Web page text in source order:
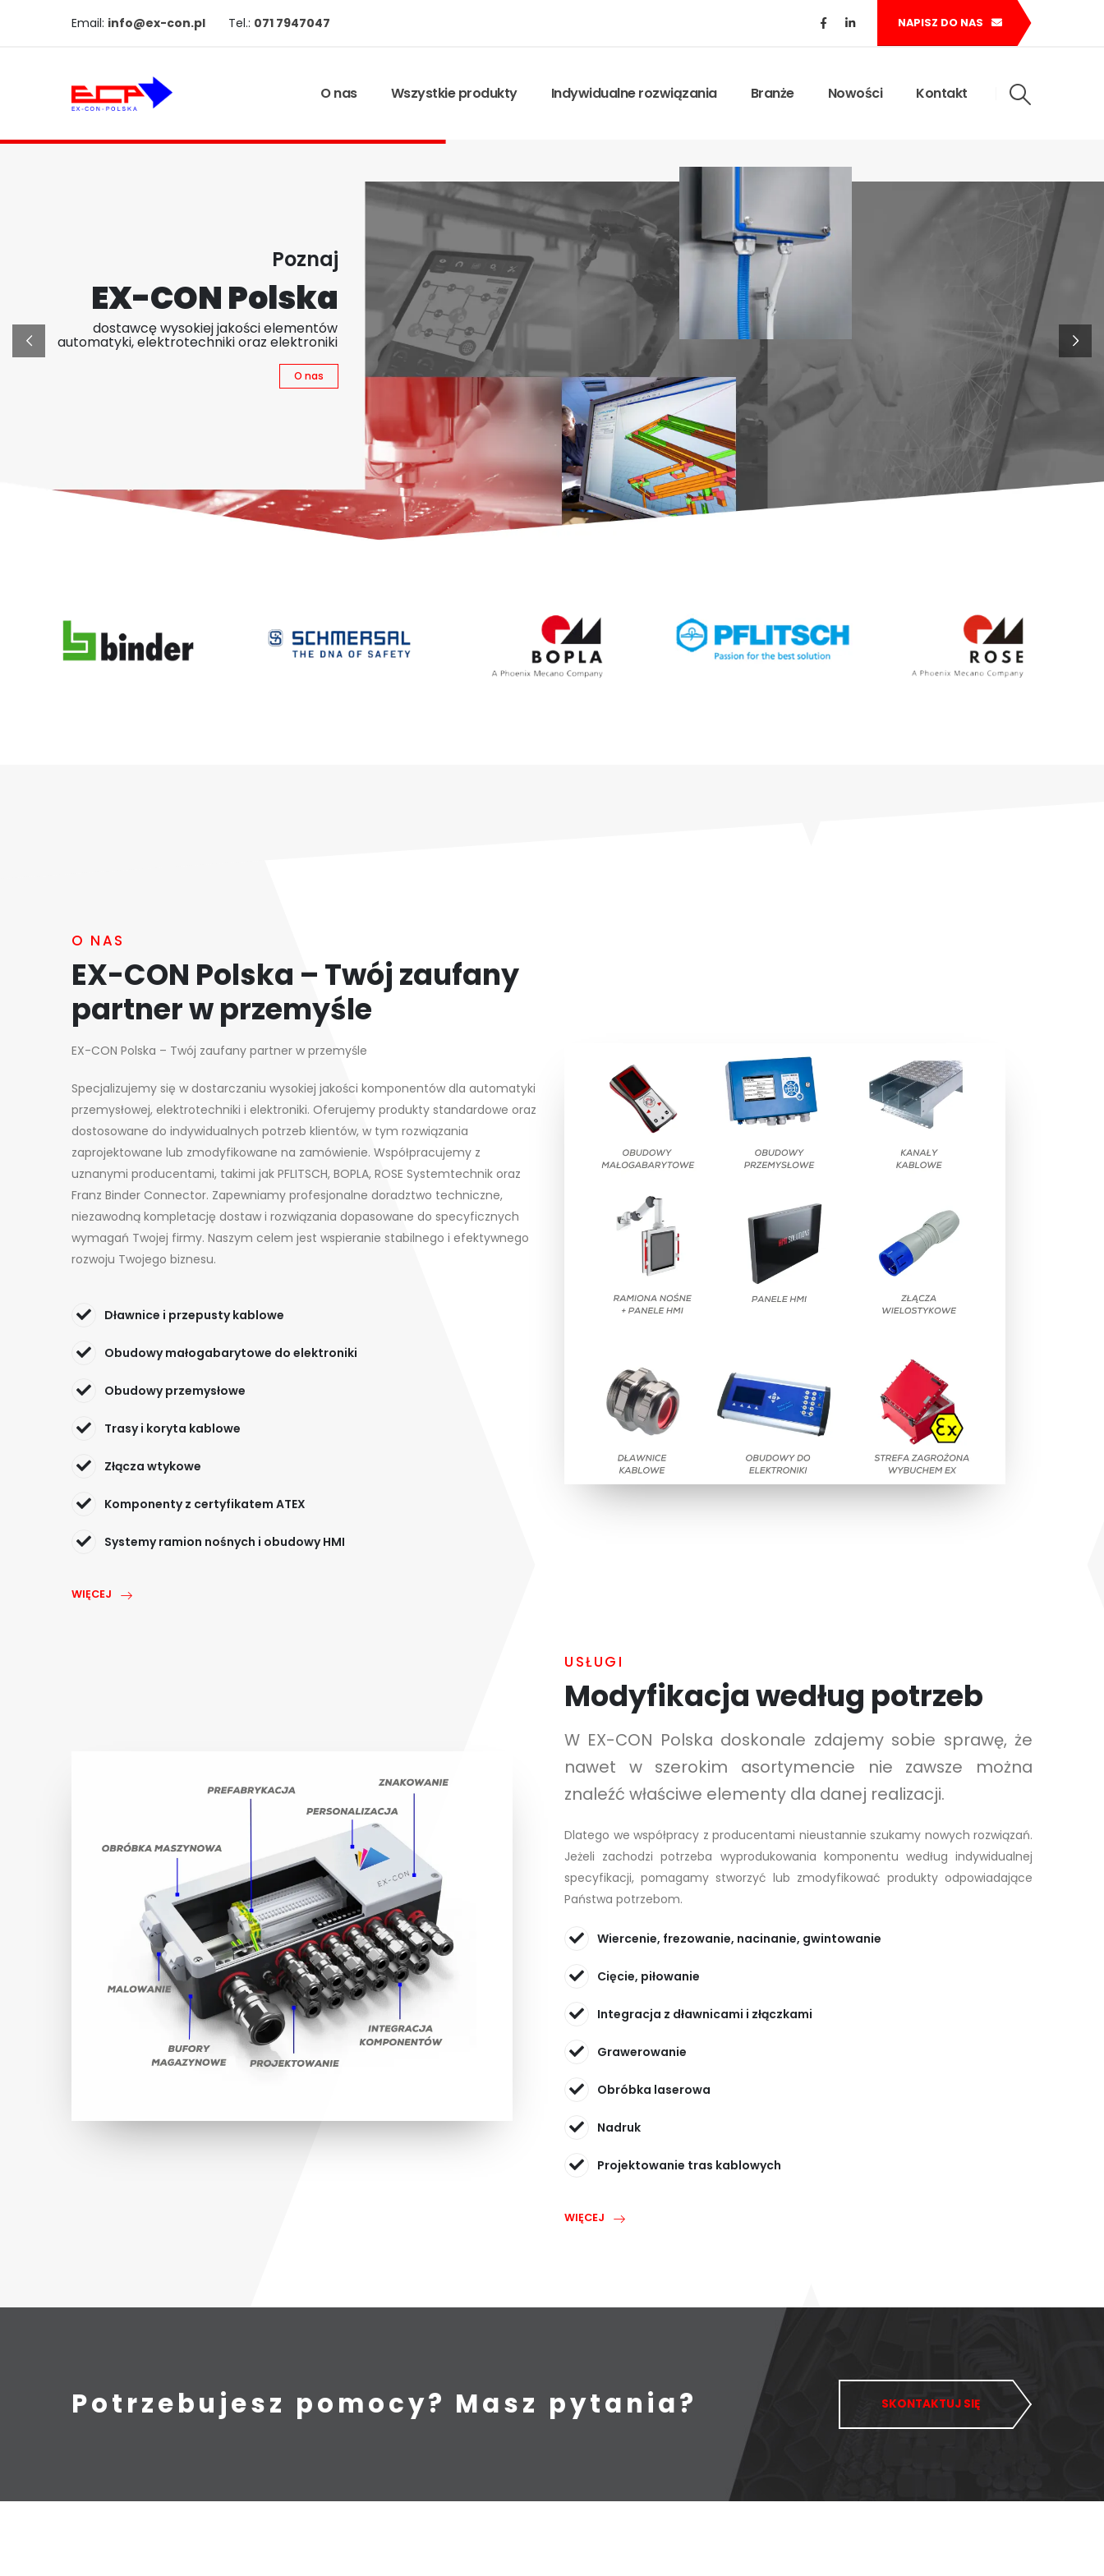
Email: info@ex-con.pl Tel.: 071 7947047 NAPISZ DO NAS
O nas Wszystkie produkty Indywidualne rozwiązania Branże Nowości Kontakt
Poznaj
EX-CON Polska
dostawcę wysokiej jakości elementów
automatyki, elektrotechniki oraz elektroniki
O nas
O NAS
EX-CON Polska – Twój zaufany
partner w przemyśle
EX-CON Polska – Twój zaufany partner w przemyśle
Specjalizujemy się w dostarczaniu wysokiej jakości komponentów dla automatyki
przemysłowej, elektrotechniki i elektroniki. Oferujemy produkty standardowe oraz
dostosowane do indywidualnych potrzeb klientów, w tym rozwiązania
zaprojektowane lub zmodyfikowane na zamówienie. Współpracujemy z
uznanymi producentami, takimi jak PFLITSCH, BOPLA, ROSE Systemtechnik oraz
Franz Binder Connector. Zapewniamy profesjonalne doradztwo techniczne,
niezawodną kompletację dostaw i rozwiązania dopasowane do specyficznych
wymagań Twojej firmy. Naszym celem jest wspieranie stabilnego i efektywnego
rozwoju Twojego biznesu.
Dławnice i przepusty kablowe
Obudowy małogabarytowe do elektroniki
Obudowy przemysłowe
Trasy i koryta kablowe
Złącza wtykowe
Komponenty z certyfikatem ATEX
Systemy ramion nośnych i obudowy HMI
WIĘCEJ
USŁUGI
Modyfikacja według potrzeb
W EX-CON Polska doskonale zdajemy sobie sprawę, że
nawet w szerokim asortymencie nie zawsze można
znaleźć właściwe elementy dla danej realizacji.
Dlatego we współpracy z producentami nieustannie szukamy nowych rozwiązań.
Jeżeli zachodzi potrzeba wyprodukowania komponentu według indywidualnej
specyfikacji, pomagamy stworzyć lub zmodyfikować produkty odpowiadające
Państwa potrzebom.
Wiercenie, frezowanie, nacinanie, gwintowanie
Cięcie, piłowanie
Integracja z dławnicami i złączkami
Grawerowanie
Obróbka laserowa
Nadruk
Projektowanie tras kablowych
WIĘCEJ
Potrzebujesz pomocy? Masz pytania? SKONTAKTUJ SIĘ